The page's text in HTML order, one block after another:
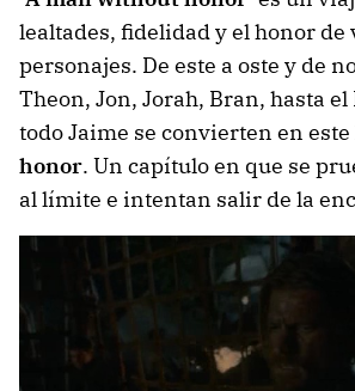
lealtades, fidelidad y el honor de
personajes. De este a oste y de
Theon, Jon, Jorah, Bran, hasta el
todo Jaime se convierten en este
honor. Un capítulo en que se
al límite e intentan salir de la